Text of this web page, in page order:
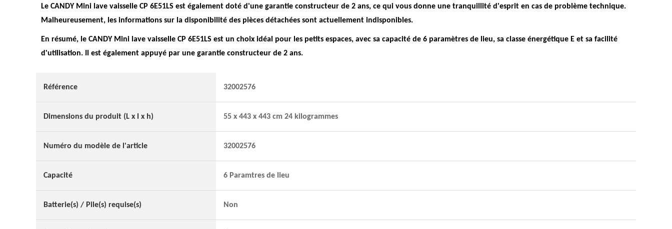
Le CANDY Mini lave vaisselle CP 6E51LS est également doté d'une garantie constructeur de 2 ans, ce qui vous donne une tranquillité d'esprit en cas de problème technique.
Malheureusement, les informations sur la disponibilité des pièces détachées sont actuellement indisponibles.
En résumé, le CANDY Mini lave vaisselle CP 6E51LS est un choix idéal pour les petits espaces, avec sa capacité de 6 paramètres de lieu, sa classe énergétique E et sa facilité
d'utilisation. Il est également appuyé par une garantie constructeur de 2 ans.
Référence 32002576
Dimensions du produit (L x l x h) 55 x 443 x 443 cm 24 kilogrammes
Numéro du modèle de l'article 32002576
Capacité 6 Paramtres de lieu
Batterie(s) / Pile(s) requise(s) Non